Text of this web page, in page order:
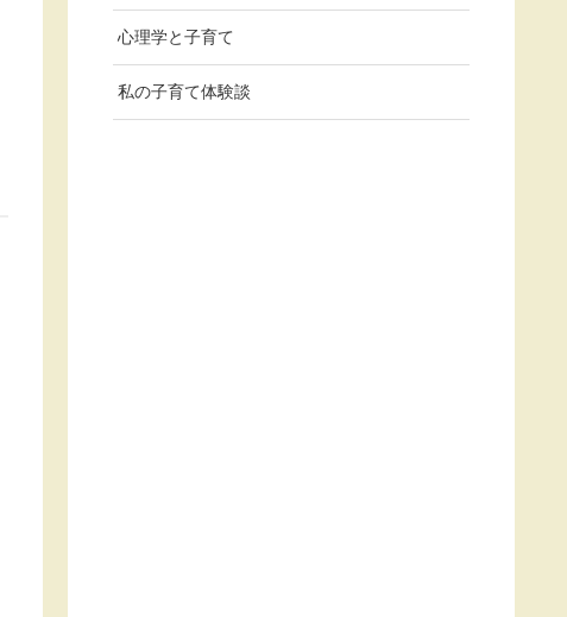
心理学と子育て
私の子育て体験談